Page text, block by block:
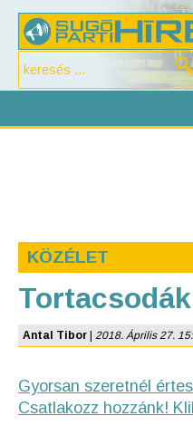
KÖZÉLET
Antal Tibor 2018. Április 27.
Gyorsan szeretnél
Csatlakozz hozzánk!